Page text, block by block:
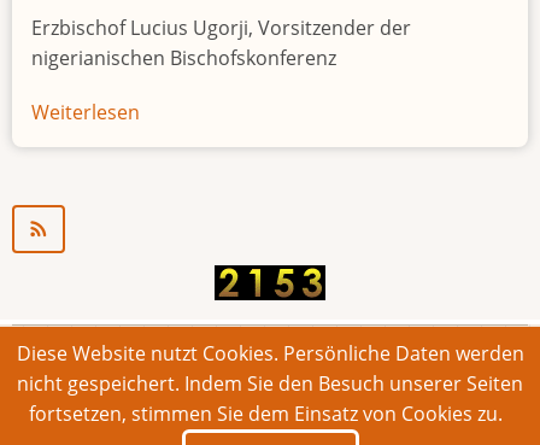
Erzbischof Lucius Ugorji, Vorsitzender der
nigerianischen Bischofskonferenz
Weiterlesen
Jugendarbeitslosigkeit
© 2026 Bonner Aufruf. Alle Rechte vorbehalten.
Footer
Impressum Kontakt Intern
Diese Website nutzt Cookies. Persönliche Daten werden
nicht gespeichert. Indem Sie den Besuch unserer Seiten
fortsetzen, stimmen Sie dem Einsatz von Cookies zu.